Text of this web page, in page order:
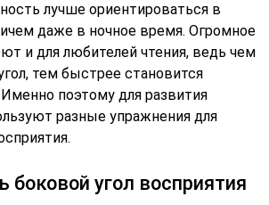
лучше ориентироваться в
даже в ночное время. Огромное
и для любителей чтения, ведь чем
тем быстрее становится
поэтому для развития
разные упражнения для
боковой угол восприятия